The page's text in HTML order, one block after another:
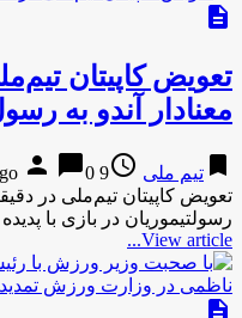
description
معنا‌دار آندو به
bookmark تیم ملی access_time
9 years ago
person chat_bubble0
رسولتیموریان در بازی با
View article...
description